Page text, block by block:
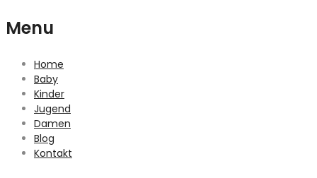
Menu
Home
Baby
Kinder
Jugend
Damen
Blog
Kontakt